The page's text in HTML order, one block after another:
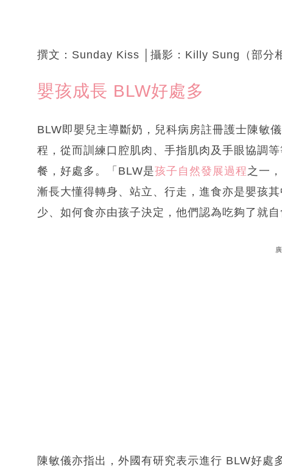
撰文：Sunday Kiss │攝影：Killy Sung（部分
嬰孩成長 BLW好處多
BLW即嬰兒主導斷奶，兒科病房註冊護士陳敏
程，從而訓練口腔肌肉、手指肌肉及手眼協調
餐，好處多。「BLW是孩子自然發展過程 之一
漸長大懂得轉身、站立、行走，進食亦是嬰孩
少、如何食亦由孩子決定，他們認為吃夠了就
陳敏儀亦指出，外國有研究表示進行 BLW好處